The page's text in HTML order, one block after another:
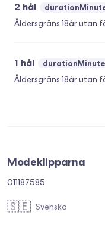
2 hål
Åldersgräns 18år utan
1 hål
Åldersgräns 18år utan
Modeklipparna
011187585
🇸🇪 Svenska